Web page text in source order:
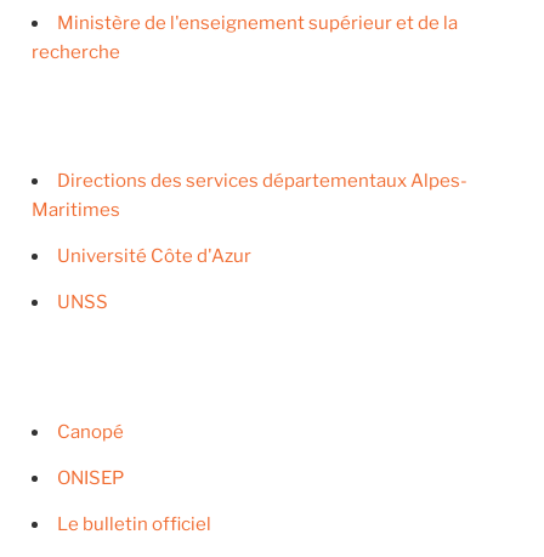
Ministère de l'enseignement supérieur et de la
recherche
Directions des services départementaux Alpes-
Maritimes
Université Côte d'Azur
UNSS
Canopé
ONISEP
Le bulletin officiel